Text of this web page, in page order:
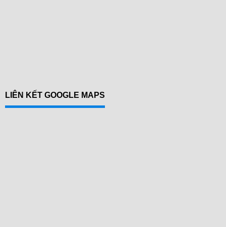
LIÊN KẾT GOOGLE MAPS